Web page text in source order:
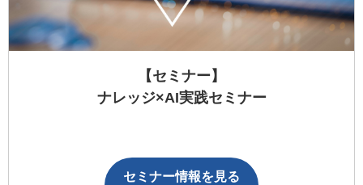
【セミナー】
ナレッジ×AI実践セミナー
セミナー情報を見る